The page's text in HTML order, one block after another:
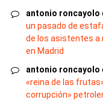
antonio roncayolo
un pasado de
de los asistentes a
en Madrid
antonio roncayolo
«reina de las
corrupción»